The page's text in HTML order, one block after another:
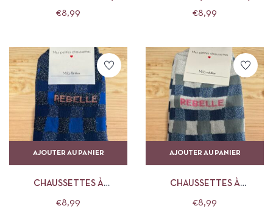
LOVE MORE MILA AND
€8,99
LOVE MORE MILA AND
€8,99
AJOUTER AU PANIER
CHAUSSETTES À
FONCÉES PAILLETÉES
€8,99
AJOUTER AU PANIER
CHAUSSETTES À
CLAIRES PAILLETÉES
€8,99